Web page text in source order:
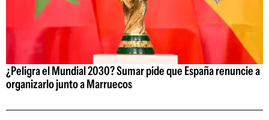
¿Peligra el Mundial 2030? Sumar pide que España renuncie a
organizarlo junto a Marruecos